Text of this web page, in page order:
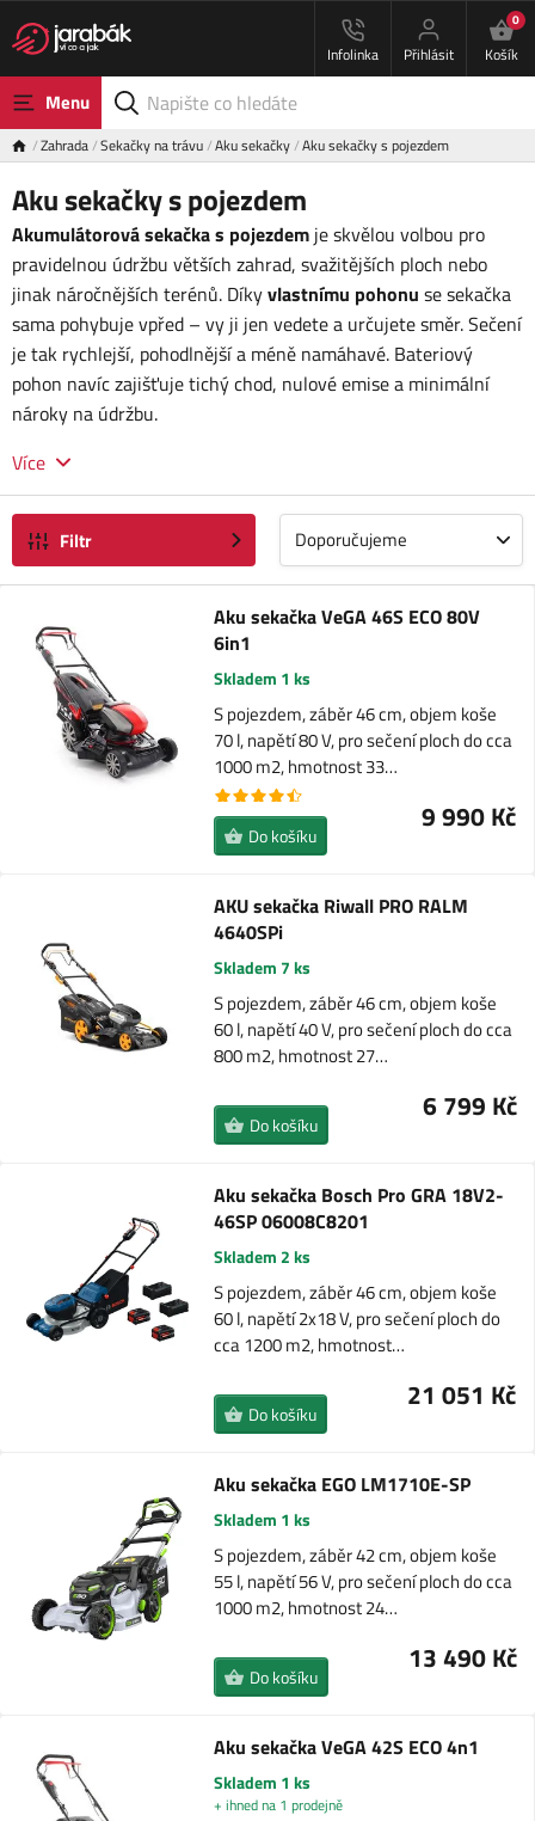
Infolinka Přihlásit
0
Košík
Menu
Zahrada Sekačky na trávu Aku sekačky Aku sekačky s pojezdem
Aku sekačky s pojezdem
Akumulátorová sekačka s pojezdem je skvělou volbou pro
pravidelnou údržbu větších zahrad, svažitějších ploch nebo
jinak náročnějších terénů. Díkyvlastnímu pohonu se sekačka
sama pohybuje vpřed – vy ji jen vedete a určujete směr. Sečení
je tak rychlejší, pohodlnější a méně namáhavé. Bateriový
pohon navíc zajišťuje tichý chod, nulové emise a minimální
nároky na údržbu.
Více
Filtr Doporučujeme
Aku sekačka VeGA 46S ECO 80V
6in1
Skladem 1 ks
S pojezdem, záběr 46 cm, objem koše
70 l, napětí 80 V, pro sečení ploch do cca
1000 m2, hmotnost 33…
9 990 Kč
Do košíku
AKU sekačka Riwall PRO RALM
4640SPi
Skladem 7 ks
S pojezdem, záběr 46 cm, objem koše
60 l, napětí 40 V, pro sečení ploch do cca
800 m2, hmotnost 27…
6 799 Kč
Do košíku
Aku sekačka Bosch Pro GRA 18V2-
46SP 06008C8201
Skladem 2 ks
S pojezdem, záběr 46 cm, objem koše
60 l, napětí 2x18 V, pro sečení ploch do
cca 1200 m2, hmotnost…
21 051 Kč
Do košíku
Aku sekačka EGO LM1710E-SP
Skladem 1 ks
S pojezdem, záběr 42 cm, objem koše
55 l, napětí 56 V, pro sečení ploch do cca
1000 m2, hmotnost 24…
13 490 Kč
Do košíku
Aku sekačka VeGA 42S ECO 4n1
Skladem 1 ks
+ ihned na 1 prodejně